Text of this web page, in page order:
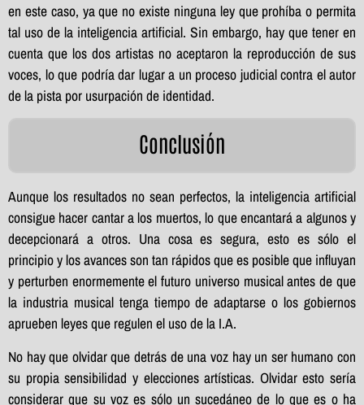
en este caso, ya que no existe ninguna ley que prohíba o permita
tal uso de la inteligencia artificial. Sin embargo, hay que tener en
cuenta que los dos artistas no aceptaron la reproducción de sus
voces, lo que podría dar lugar a un proceso judicial contra el autor
de la pista por usurpación de identidad.
Conclusión
Aunque los resultados no sean perfectos, la inteligencia artificial
consigue hacer cantar a los muertos, lo que encantará a algunos y
decepcionará a otros. Una cosa es segura, esto es sólo el
principio y los avances son tan rápidos que es posible que influyan
y perturben enormemente el futuro universo musical antes de que
la industria musical tenga tiempo de adaptarse o los gobiernos
aprueben leyes que regulen el uso de la I.A.
No hay que olvidar que detrás de una voz hay un ser humano con
su propia sensibilidad y elecciones artísticas. Olvidar esto sería
considerar que su voz es sólo un sucedáneo de lo que es o ha